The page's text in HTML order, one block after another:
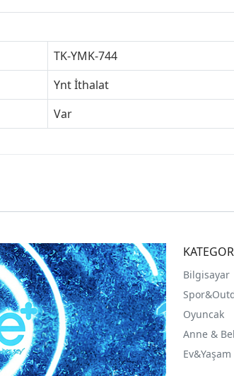
TK-YMK-744
Ynt İthalat
Var
Bilgisayar
Oyuncak
Anne &
Ev&Yaşam